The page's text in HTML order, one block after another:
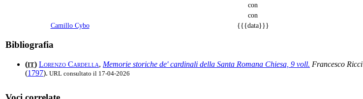
con
con
Camillo Cybo
{{{data}}}
Bibliografia
(IT) Lorenzo Cardella, Memorie storiche de' cardinali della Santa Romana Chiesa, 9 voll. Francesco Ricci
(1797). URL consultato il 17-04-2026